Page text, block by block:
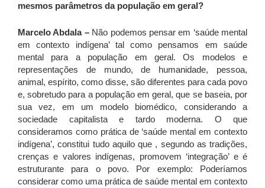
mesmos parâmetros da população em geral?
Marcelo Abdala – Não podemos pensar em ‘saúde mental
em contexto indígena’ tal como pensamos em saúde
mental para a população em geral. Os modelos e
representações de mundo, de humanidade, pessoa,
animal, espírito, como disse, são diferentes para cada povo
e, sobretudo para a população em geral, que se baseia, por
sua vez, em um modelo biomédico, considerando a
sociedade capitalista e tardo moderna. O que
consideramos como prática de ‘saúde mental em contexto
indígena’, constitui tudo aquilo que , segundo as tradições,
crenças e valores indígenas, promovem ‘integração’ e é
estruturante para o povo. Por exemplo: Poderíamos
considerar como uma prática de saúde mental em contexto